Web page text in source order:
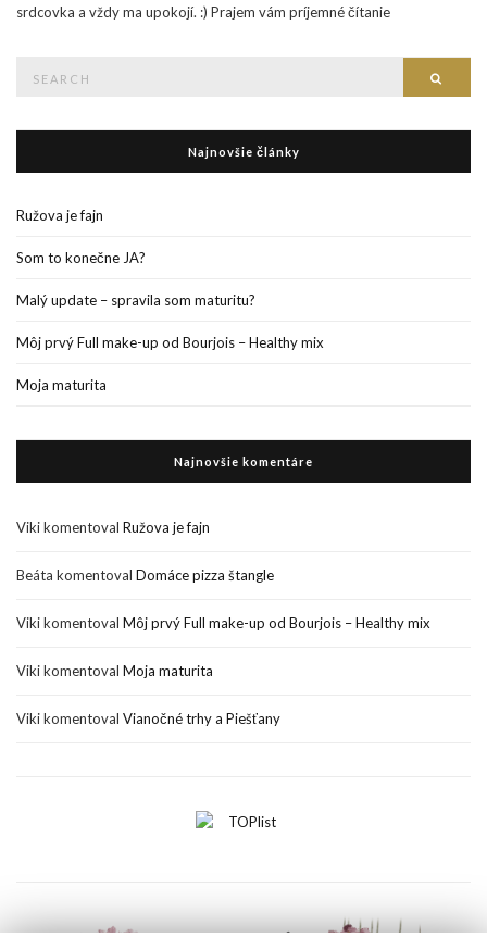
srdcovka a vždy ma upokojí. :) Prajem vám príjemné čítanie
Najnovšie články
Ružova je fajn
Som to konečne JA?
Malý update – spravila som maturitu?
Môj prvý Full make-up od Bourjois – Healthy mix
Moja maturita
Najnovšie komentáre
Vikikomentoval Ružova je fajn
Beáta komentoval Domáce pizza štangle
Vikikomentoval Môj prvý Full make-up od Bourjois – Healthy mix
Vikikomentoval Moja maturita
Vikikomentoval Vianočné trhy a Piešťany